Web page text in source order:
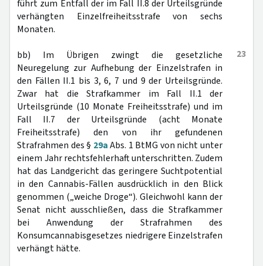
führt zum Entfall der im Fall II.8 der Urteilsgründe
verhängten Einzelfreiheitsstrafe von sechs
Monaten.
23
bb) Im Übrigen zwingt die gesetzliche
Neuregelung zur Aufhebung der Einzelstrafen in
den Fällen II.1 bis 3, 6, 7 und 9 der Urteilsgründe.
Zwar hat die Strafkammer im Fall II.1 der
Urteilsgründe (10 Monate Freiheitsstrafe) und im
Fall II.7 der Urteilsgründe (acht Monate
Freiheitsstrafe) den von ihr gefundenen
Strafrahmen des § 29aAbs. 1 BtMG von nicht unter
einem Jahr rechtsfehlerhaft unterschritten. Zudem
hat das Landgericht das geringere Suchtpotential
in den Cannabis-Fällen ausdrücklich in den Blick
genommen („weiche Droge“). Gleichwohl kann der
Senat nicht ausschließen, dass die Strafkammer
bei Anwendung der Strafrahmen des
Konsumcannabisgesetzes niedrigere Einzelstrafen
verhängt hätte.